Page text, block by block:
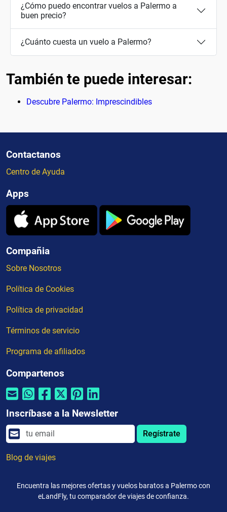
¿Cómo puedo encontrar vuelos a Palermo a
buen precio?
¿Cuánto cuesta un vuelo a Palermo?
También te puede interesar:
Descubre Palermo: Imprescindibles
Contactanos
Centro de Ayuda
Apps
Compañia
Sobre Nosotros
Política de Cookies
Política de privacidad
Términos de servicio
Programa de afiliados
Compartenos
Inscríbase a la Newsletter
Regístrate
Blog de viajes
Encuentra las mejores ofertas y vuelos baratos a Palermo con
eLandFly, tu comparador de viajes de confianza.